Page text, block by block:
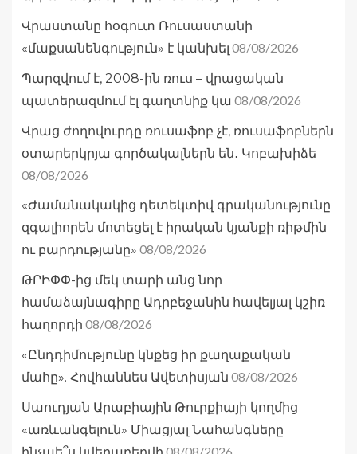
Վրաստանը հօգուտ Ռուսաստանի
«մաքսանենգություն» է կանխել 08/08/2026
Պարզվում է, 2008-ին ռուս – վրացական
պատերազմում էլ գաղտնիք կա 08/08/2026
Վրաց ժողովուրդը ռուսաֆոբ չէ, ռուսաֆոբներն
օտարերկրյա գործակալներն են․ Կոբախիձե
08/08/2026
«Ժամանակակից դետեկտիվ գրականությունը
զգալիորեն մոտեցել է իրական կյանքի ռիթմին
ու բարդությանը» 08/08/2026
ԹՐԻՓՓ-ից մեկ տարի անց նոր
համաձայնագիրը Ադրբեջանին հավելյալ կշիռ
հաղորդի 08/08/2026
«Ընդդիմությունը կնքեց իր քաղաքական
մահը». Հովհաննես Ավետիսյան 08/08/2026
Սաուդյան Արաբիային Թուրքիայի կողմից
«առևանգելուն» Միացյալ Նահանգները